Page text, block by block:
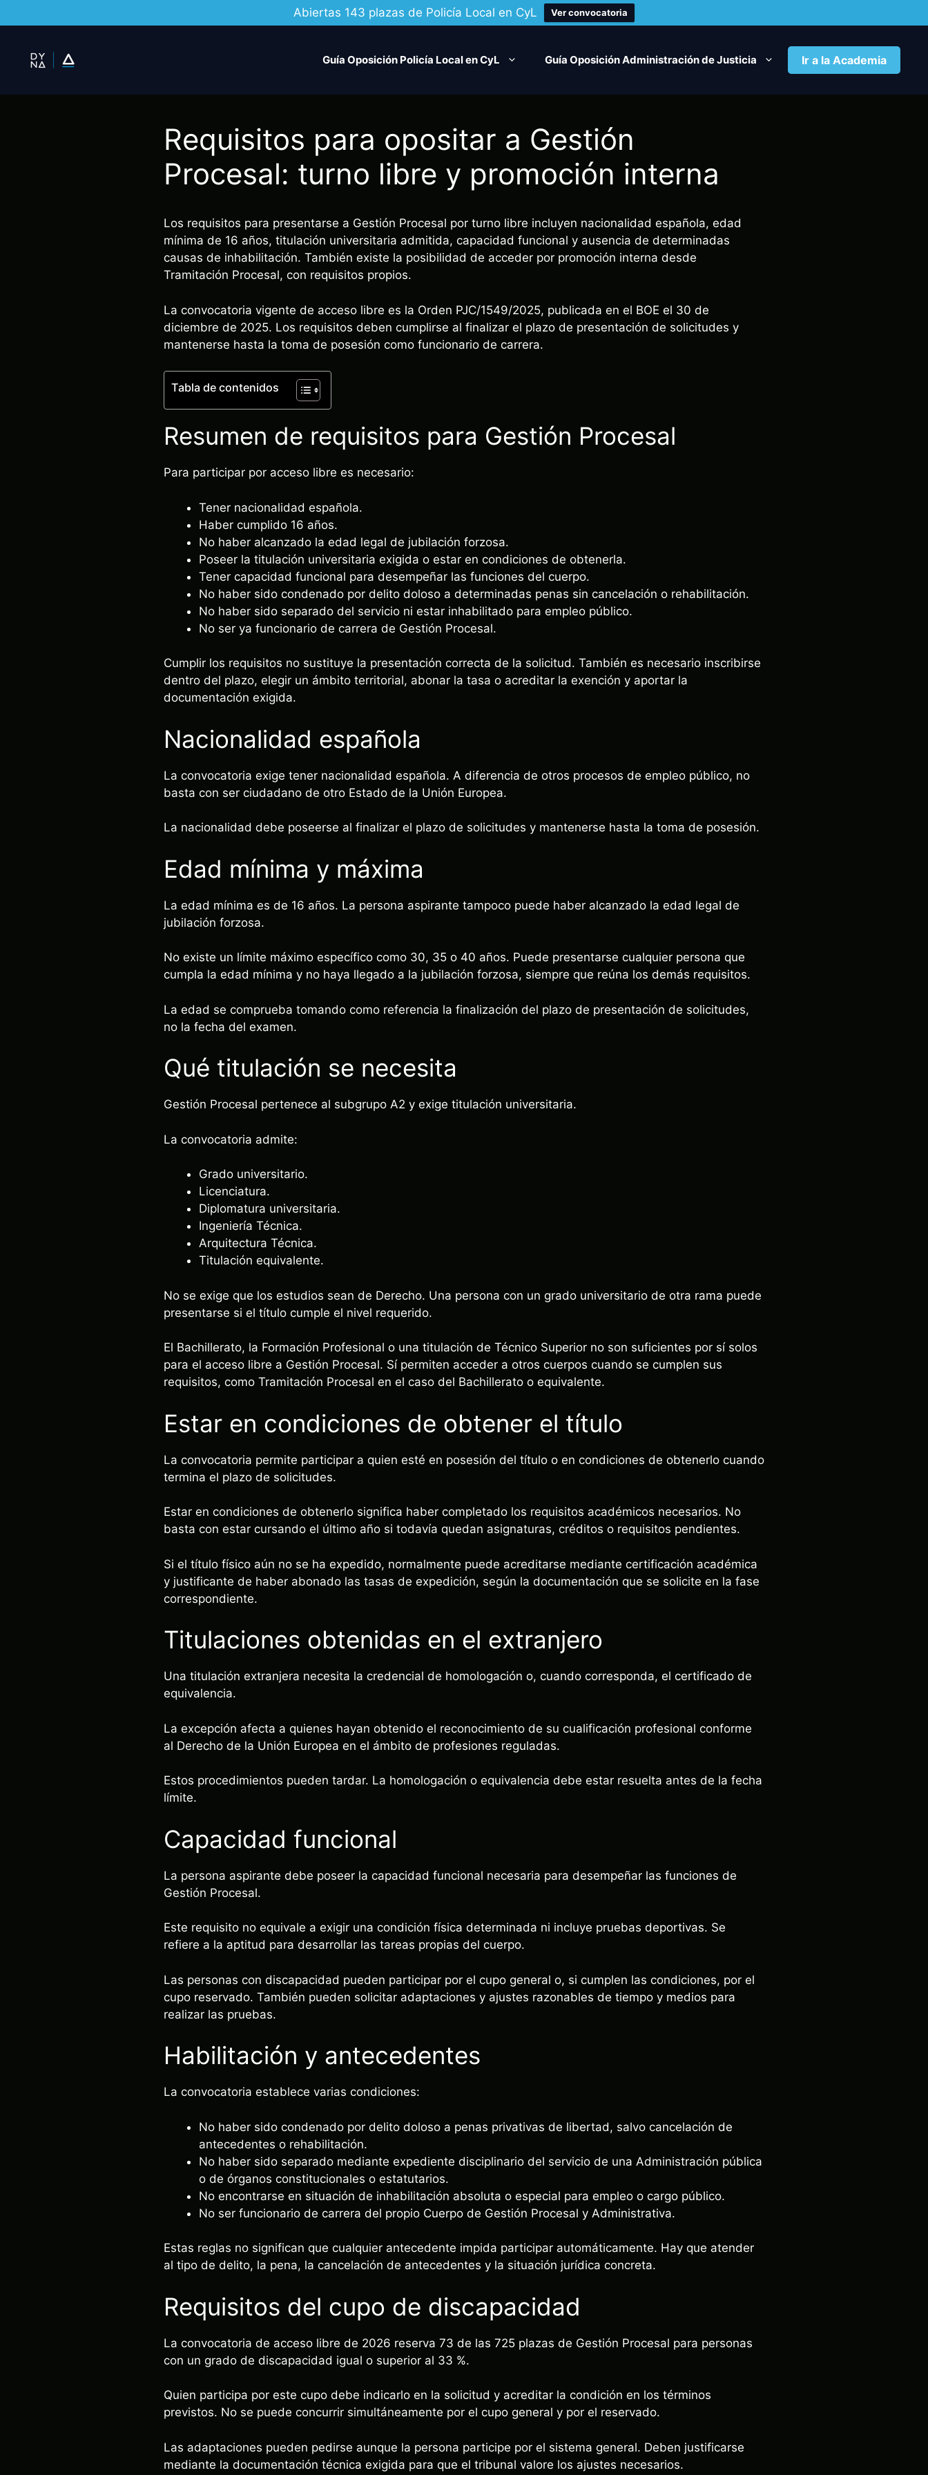
Abiertas 143 plazas de Policía Local en CyL Ver convocatoria
contenido
Guía Oposición Policía Local en CyL Guía Oposición Administración de Justicia Ir a la Academia
Requisitos para opositar a Gestión
Procesal: turno libre y promoción interna
Los requisitos para presentarse a Gestión Procesal por turno libre incluyen nacionalidad española, edad
mínima de 16 años, titulación universitaria admitida, capacidad funcional y ausencia de determinadas
causas de inhabilitación. También existe la posibilidad de acceder por promoción interna desde
Tramitación Procesal, con requisitos propios.
La convocatoria vigente de acceso libre es la Orden PJC/1549/2025, publicada en el BOE el 30 de
diciembre de 2025. Los requisitos deben cumplirse al finalizar el plazo de presentación de solicitudes y
mantenerse hasta la toma de posesión como funcionario de carrera.
Tabla de contenidos
Resumen de requisitos para Gestión Procesal
Para participar por acceso libre es necesario:
Tener nacionalidad española.
Haber cumplido 16 años.
No haber alcanzado la edad legal de jubilación forzosa.
Poseer la titulación universitaria exigida o estar en condiciones de obtenerla.
Tener capacidad funcional para desempeñar las funciones del cuerpo.
No haber sido condenado por delito doloso a determinadas penas sin cancelación o rehabilitación.
No haber sido separado del servicio ni estar inhabilitado para empleo público.
No ser ya funcionario de carrera de Gestión Procesal.
Cumplir los requisitos no sustituye la presentación correcta de la solicitud. También es necesario inscribirse
dentro del plazo, elegir un ámbito territorial, abonar la tasa o acreditar la exención y aportar la
documentación exigida.
Nacionalidad española
La convocatoria exige tener nacionalidad española. A diferencia de otros procesos de empleo público, no
basta con ser ciudadano de otro Estado de la Unión Europea.
La nacionalidad debe poseerse al finalizar el plazo de solicitudes y mantenerse hasta la toma de posesión.
Edad mínima y máxima
La edad mínima es de 16 años. La persona aspirante tampoco puede haber alcanzado la edad legal de
jubilación forzosa.
No existe un límite máximo específico como 30, 35 o 40 años. Puede presentarse cualquier persona que
cumpla la edad mínima y no haya llegado a la jubilación forzosa, siempre que reúna los demás requisitos.
La edad se comprueba tomando como referencia la finalización del plazo de presentación de solicitudes,
no la fecha del examen.
Qué titulación se necesita
Gestión Procesal pertenece al subgrupo A2 y exige titulación universitaria.
La convocatoria admite:
Grado universitario.
Licenciatura.
Diplomatura universitaria.
Ingeniería Técnica.
Arquitectura Técnica.
Titulación equivalente.
No se exige que los estudios sean de Derecho. Una persona con un grado universitario de otra rama puede
presentarse si el título cumple el nivel requerido.
El Bachillerato, la Formación Profesional o una titulación de Técnico Superior no son suficientes por sí solos
para el acceso libre a Gestión Procesal. Sí permiten acceder a otros cuerpos cuando se cumplen sus
requisitos, como Tramitación Procesal en el caso del Bachillerato o equivalente.
Estar en condiciones de obtener el título
La convocatoria permite participar a quien esté en posesión del título o en condiciones de obtenerlo cuando
termina el plazo de solicitudes.
Estar en condiciones de obtenerlo significa haber completado los requisitos académicos necesarios. No
basta con estar cursando el último año si todavía quedan asignaturas, créditos o requisitos pendientes.
Si el título físico aún no se ha expedido, normalmente puede acreditarse mediante certificación académica
y justificante de haber abonado las tasas de expedición, según la documentación que se solicite en la fase
correspondiente.
Titulaciones obtenidas en el extranjero
Una titulación extranjera necesita la credencial de homologación o, cuando corresponda, el certificado de
equivalencia.
La excepción afecta a quienes hayan obtenido el reconocimiento de su cualificación profesional conforme
al Derecho de la Unión Europea en el ámbito de profesiones reguladas.
Estos procedimientos pueden tardar. La homologación o equivalencia debe estar resuelta antes de la fecha
límite.
Capacidad funcional
La persona aspirante debe poseer la capacidad funcional necesaria para desempeñar las funciones de
Gestión Procesal.
Este requisito no equivale a exigir una condición física determinada ni incluye pruebas deportivas. Se
refiere a la aptitud para desarrollar las tareas propias del cuerpo.
Las personas con discapacidad pueden participar por el cupo general o, si cumplen las condiciones, por el
cupo reservado. También pueden solicitar adaptaciones y ajustes razonables de tiempo y medios para
realizar las pruebas.
Habilitación y antecedentes
La convocatoria establece varias condiciones:
No haber sido condenado por delito doloso a penas privativas de libertad, salvo cancelación de
antecedentes o rehabilitación.
No haber sido separado mediante expediente disciplinario del servicio de una Administración pública
o de órganos constitucionales o estatutarios.
No encontrarse en situación de inhabilitación absoluta o especial para empleo o cargo público.
No ser funcionario de carrera del propio Cuerpo de Gestión Procesal y Administrativa.
Estas reglas no significan que cualquier antecedente impida participar automáticamente. Hay que atender
al tipo de delito, la pena, la cancelación de antecedentes y la situación jurídica concreta.
Requisitos del cupo de discapacidad
La convocatoria de acceso libre de 2026 reserva 73 de las 725 plazas de Gestión Procesal para personas
con un grado de discapacidad igual o superior al 33 %.
Quien participa por este cupo debe indicarlo en la solicitud y acreditar la condición en los términos
previstos. No se puede concurrir simultáneamente por el cupo general y por el reservado.
Las adaptaciones pueden pedirse aunque la persona participe por el sistema general. Deben justificarse
mediante la documentación técnica exigida para que el tribunal valore los ajustes necesarios.